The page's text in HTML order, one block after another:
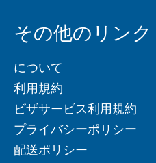
その他のリンク
について
利用規約
ビザサービス利用規約
プライバシーポリシー
配送ポリシー